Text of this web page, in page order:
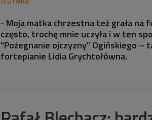
- Moja matka chrzestna też grała na
często, trochę mnie uczyła i w ten
"Pożegnanie ojczyzny" Ogińskiego –
fortepianie Lidia Grychtołówna.